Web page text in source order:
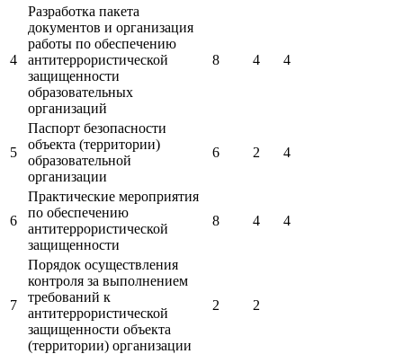
4
Разработка пакета
документов и организация
работы по обеспечению
антитеррористической
защищенности
образовательных
организаций
8 4 4
5
Паспорт безопасности
объекта (территории)
образовательной
организации
6 2 4
6
Практические мероприятия
по обеспечению
антитеррористической
защищенности
8 4 4
7
Порядок осуществления
контроля за выполнением
требований к
антитеррористической
защищенности объекта
(территории) организации
2 2